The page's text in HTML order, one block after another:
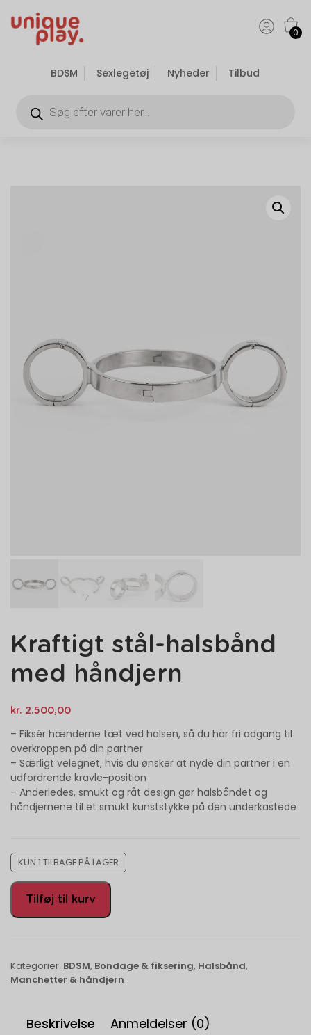
BDSM Sexlegetøj Nyheder Tilbud
0
Kraftigt stål-halsbånd
med håndjern
kr. 2.500,00
– Fiksér hænderne tæt ved halsen, så du har fri adgang til
overkroppen på din partner
– Særligt velegnet, hvis du ønsker at nyde din partner i en
udfordrende kravle-position
– Anderledes, smukt og råt design gør halsbåndet og
håndjernene til et smukt kunststykke på den underkastede
KUN 1 TILBAGE PÅ LAGER
Tilføj til kurv
Kategorier: BDSM, Bondage & fiksering, Halsbånd,
Manchetter & håndjern
Beskrivelse Anmeldelser (0)